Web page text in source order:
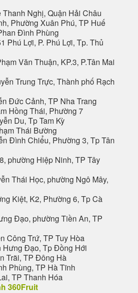
Nghị, Quận Hải Châu
Phường Xuân Phú, TP Huế
Đình Phùng
Phú Lợi, P. Phú Lợi, Tp. Thủ
Văn Thuận, KP.3, P.Tân Mai
Trung Trực, Thành phố Rạch
Đức Cảnh, TP Nha Trang
Hồng Thái, Phường 7
Du, Tp Tam Kỳ
Thái Bường
Đình Chiểu, Phường 3, Tp Tân
phường Hiệp Ninh, TP Tây
Thái Học, phường Ngô Mây,
Kiệt, K2, Phường 6, Tp Cà
Đạo, phường Tiền An, TP
Công Trứ, TP Tuy Hòa
Hưng Đạo, Tp Đồng Hới
Trãi, TP Đông Hà
Phùng, TP Hà Tĩnh
TP Thanh Hóa
360Fruit